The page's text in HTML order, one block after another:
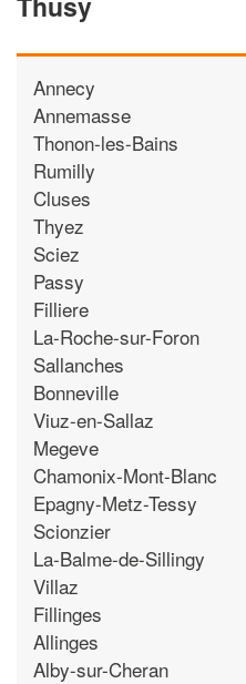
Annecy
Annemasse
Thonon-les-Bains
Rumilly
Cluses
Thyez
Sciez
Passy
Filliere
La-Roche-sur-Foron
Sallanches
Bonneville
Viuz-en-Sallaz
Megeve
Chamonix-Mont-Blanc
Epagny-Metz-Tessy
Scionzier
La-Balme-de-Sillingy
Villaz
Fillinges
Allinges
Alby-sur-Cheran